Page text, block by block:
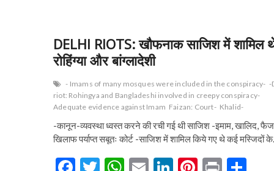
DELHI RIOTS: खौफनाक साजिश में शामिल
रोहिंग्या और बांग्लादेशी
- Imams of many mosques were included in the conspiracy- -
riot: Rohingya and Bangladeshi involved in creepy conspiracy-
Adequate evidence against Imam Faizan: Court- Khalid-
-कानून-व्यवस्था ध्वस्त करने की रची गई थी साजिश -इमाम, खालिद,
खिलाफ पर्याप्त सबूतः कोर्ट -साजिश में शामिल किये गए थे कई मस्जिदों